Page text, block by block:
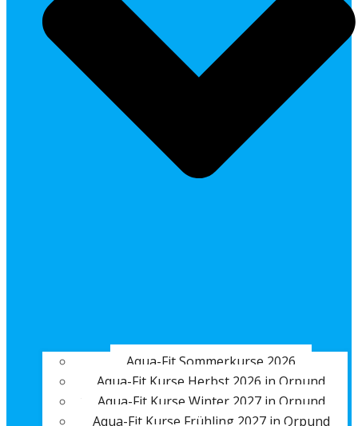
Aqua-Fit Sommerkurse 2026
Aqua-Fit Kurse Herbst 2026 in Orpund
Aqua-Fit Kurse Winter 2027 in Orpund
Aqua-Fit Kurse Frühling 2027 in Orpund